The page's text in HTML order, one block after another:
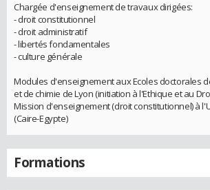
Chargée d'enseignement de travaux dirigées:
- droit constitutionnel
- droit administratif
- libertés fondamentales
- culture générale
Modules d'enseignement aux Ecoles doctorales
et de chimie de Lyon (initiation à l'Ethique et au
Mission d'enseignement (droit constitutionnel) à
(Caire-Egypte)
Formations